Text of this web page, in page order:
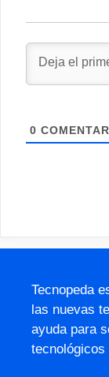
0
Tecnopeda
las nuevas
ayuda para
tecnológicos